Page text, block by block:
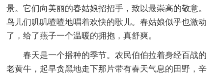
景。它们向美丽的春姑娘招招手，致以最崇高的敬意。
鸟儿们叽叽喳喳地唱着欢快的歌儿。春姑娘似乎也激动
了，给了燕子一个温暖的拥抱，真舒爽。
春天是一个播种的季节。农民伯伯拉着身经百战的
老黄牛，起早贪黑地走下那片带有春天气息的田野，辛